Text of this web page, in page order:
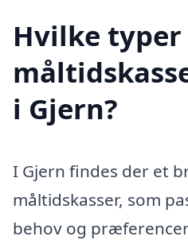
Hvilke typer
i Gjern?
I Gjern findes der et
måltidskasser, som
behov og